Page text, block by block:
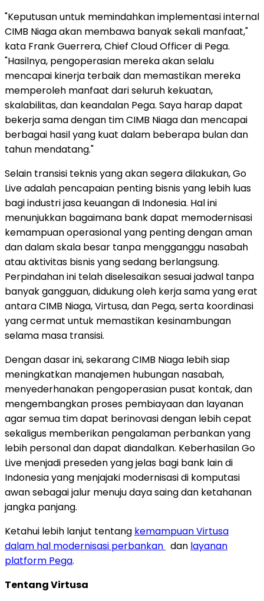
"Keputusan untuk memindahkan implementasi internal
CIMB Niaga akan membawa banyak sekali manfaat,"
kata Frank Guerrera, Chief Cloud Officer di Pega.
"Hasilnya, pengoperasian mereka akan selalu
mencapai kinerja terbaik dan memastikan mereka
memperoleh manfaat dari seluruh kekuatan,
skalabilitas, dan keandalan Pega. Saya harap dapat
bekerja sama dengan tim CIMB Niaga dan mencapai
berbagai hasil yang kuat dalam beberapa bulan dan
tahun mendatang."
Selain transisi teknis yang akan segera dilakukan, Go
Live adalah pencapaian penting bisnis yang lebih luas
bagi industri jasa keuangan di Indonesia. Hal ini
menunjukkan bagaimana bank dapat memodernisasi
kemampuan operasional yang penting dengan aman
dan dalam skala besar tanpa mengganggu nasabah
atau aktivitas bisnis yang sedang berlangsung.
Perpindahan ini telah diselesaikan sesuai jadwal tanpa
banyak gangguan, didukung oleh kerja sama yang erat
antara CIMB Niaga, Virtusa, dan Pega, serta koordinasi
yang cermat untuk memastikan kesinambungan
selama masa transisi.
Dengan dasar ini, sekarang CIMB Niaga lebih siap
meningkatkan manajemen hubungan nasabah,
menyederhanakan pengoperasian pusat kontak, dan
mengembangkan proses pembiayaan dan layanan
agar semua tim dapat berinovasi dengan lebih cepat
sekaligus memberikan pengalaman perbankan yang
lebih personal dan dapat diandalkan. Keberhasilan Go
Live menjadi preseden yang jelas bagi bank lain di
Indonesia yang menjajaki modernisasi di komputasi
awan sebagai jalur menuju daya saing dan ketahanan
jangka panjang.
Ketahui lebih lanjut tentang kemampuan Virtusa
dalam hal modernisasi perbankan dan layanan
platform Pega.
Tentang Virtusa